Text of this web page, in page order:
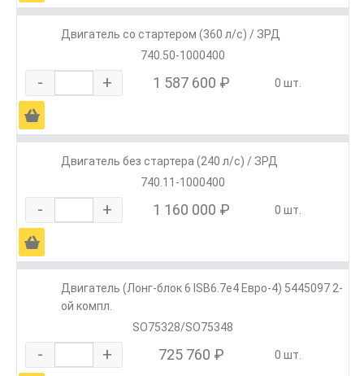
Двигатель со стартером (360 л/с) / ЗРД
740.50-1000400
- + 1 587 600 ₽ 0 шт.
Ä
Двигатель без стартера (240 л/с) / ЗРД
740.11-1000400
- + 1 160 000 ₽ 0 шт.
Ä
Двигатель (Лонг-блок 6 ISB6.7е4 Евро-4) 5445097 2-
ой компл.
SO75328/SO75348
- + 725 760 ₽ 0 шт.